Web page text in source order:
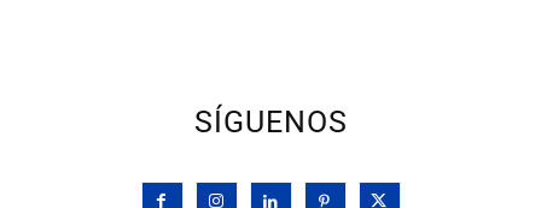
SÍGUENOS